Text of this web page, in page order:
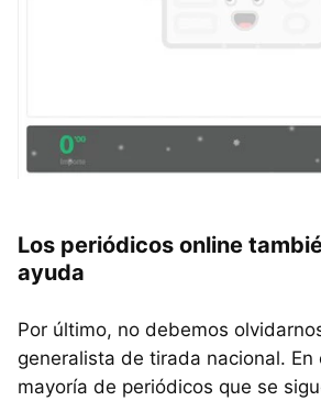
Los periódicos online
ayuda
Por último, no debemos
generalista de tirada nacional. En
mayoría de periódicos que se